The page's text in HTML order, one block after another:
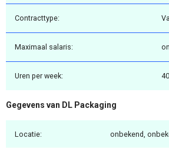
Contracttype:
Maximaal salaris:
Uren per week: 40
Gegevens van DL Packaging
Locatie: onbekend,